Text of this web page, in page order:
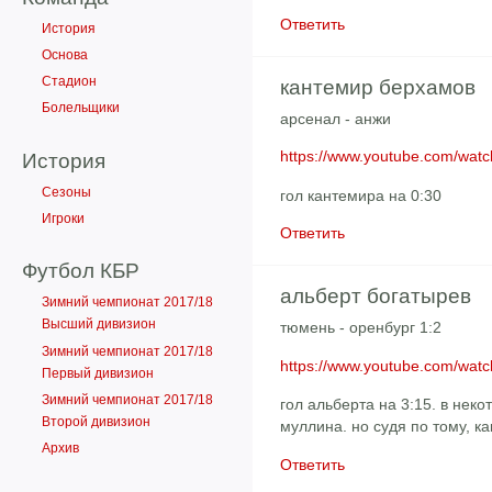
История
Основа
Стадион
Болельщики
История
Сезоны
Игроки
Футбол КБР
Зимний чемпионат 2017/18
Высший дивизион
Зимний чемпионат 2017/18
Первый дивизион
Зимний чемпионат 2017/18
Второй дивизион
Архив
Ответить
кантемир берхамов
арсенал - анжи
https://www.youtube.com/
гол кантемира на 0:30
Ответить
альберт богатырев
тюмень - оренбург 1:2
https://www.youtube.com/
гол альберта на 3:15. в
муллина. но судя по тому,
Ответить